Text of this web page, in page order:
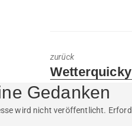
zurück
Previous
post:
Gedanken
wird nicht veröffentlicht.